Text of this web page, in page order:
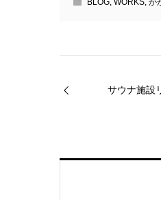
BLOG, WORKS, か
サウナ施設